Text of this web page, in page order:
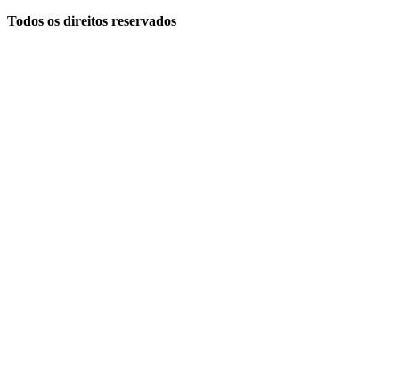
Todos os direitos reservados